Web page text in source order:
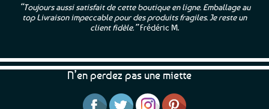
“Toujours aussi satisfait de cette boutique en ligne. Emballage au
top Livraison impeccable pour des produits fragiles. Je reste un
client fidèle.”Frédéric M.
N’en perdez pas une miette